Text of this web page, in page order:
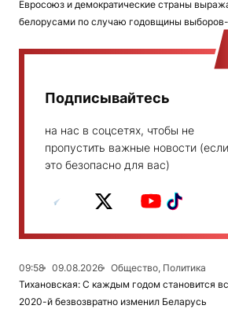
Евросоюз и демократические страны
белорусами по случаю годовщины
Подписывайтесь
на нас в соцсетях, чтобы не
пропустить важные новости (если
это безопасно для вас)
09:58 09.08.2026
Общество, Политика
Тихановская: С каждым годом становится
2020-й безвозвратно изменил Беларусь